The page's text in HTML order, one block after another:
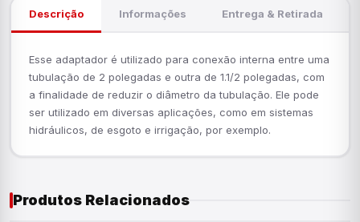
Descrição Informações Entrega & Retirada
Esse adaptador é utilizado para conexão interna entre uma
tubulação de 2 polegadas e outra de 1.1/2 polegadas, com
a finalidade de reduzir o diâmetro da tubulação. Ele pode
ser utilizado em diversas aplicações, como em sistemas
hidráulicos, de esgoto e irrigação, por exemplo.
Produtos Relacionados